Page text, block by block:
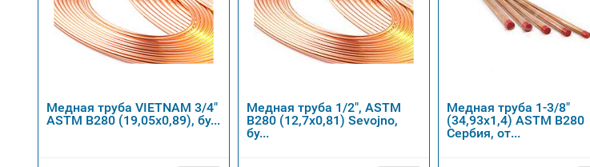
Медная труба VIETNAM 3/4"
ASTM B280 (19,05х0,89), бу...
Медная труба 1/2", ASTM
B280 (12,7х0,81) Sevojno,
бу...
Медная труба 1-3/8"
(34,93х1,4) ASTM B280
Сербия, от...